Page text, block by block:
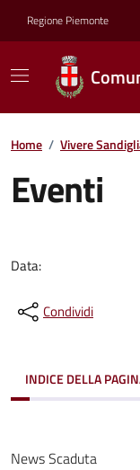
Regione Piemonte
Home / Vivere
Eventi
Data:
Condividi
INDICE DELLA
News Scaduta